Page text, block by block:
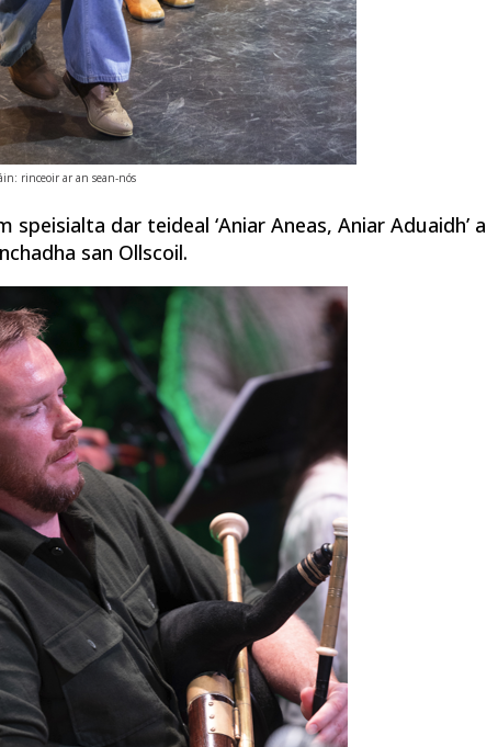
rinceoir ar an sean-nós
dar teideal ‘Aniar Aneas, Aniar Aduaidh’ a
san Ollscoil.